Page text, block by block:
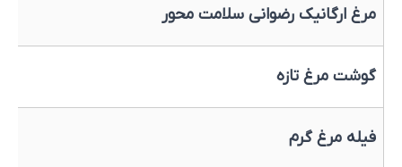
مرغ ارگانیک رضوانی سلامت محور
گوشت مرغ تازه
فیله مرغ گرم